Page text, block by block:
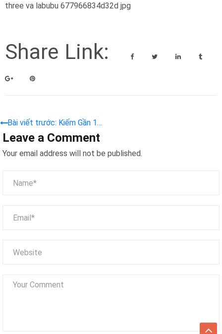
three va labubu 677966834d32d jpg
Share Link:
Bài viết trước: Kiếm Gần 1
Triệu Đồng Mỗi Ngày Nhờ
Nghề “Độ” Búp Bê Baby
Leave a Comment
Your email address will not be published.